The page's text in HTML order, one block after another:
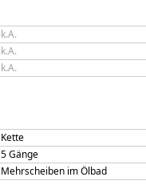
k.A.
k.A.
k.A.
Kette
5 Gänge
Mehrscheiben im Ölbad